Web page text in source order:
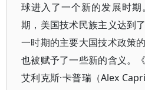
球进入了一个新的发展时
期，美国技术民族主义达到
一时期的主要大国技术政策
也被赋予了一些新的含义。
艾利克斯·卡普瑞（Alex